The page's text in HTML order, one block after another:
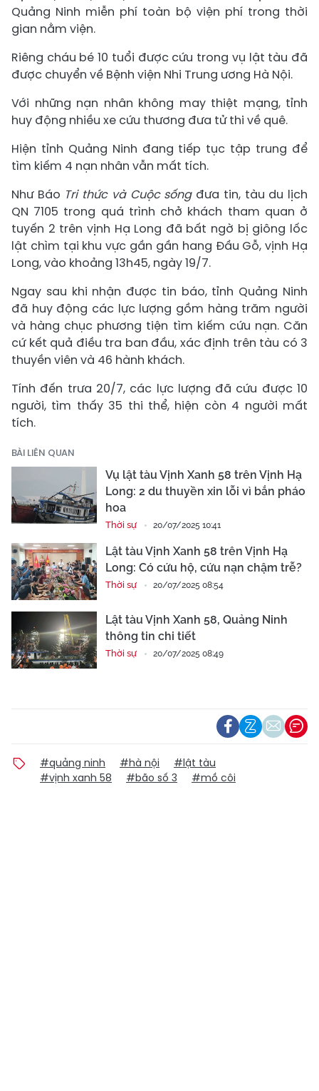
Quảng Ninh miễn phí toàn bộ viện phí trong thời
gian nằm viện.
Riêng cháu bé 10 tuổi được cứu trong vụ lật tàu đã
được chuyển về Bệnh viện Nhi Trung ương Hà Nội.
Với những nạn nhân không may thiệt mạng, tỉnh
huy động nhiều xe cứu thương đưa tử thi về quê.
Hiện tỉnh Quảng Ninh đang tiếp tục tập trung để
tìm kiếm 4 nạn nhân vẫn mất tích.
Như Báo Tri thức và Cuộc sống đưa tin, tàu du lịch
QN 7105 trong quá trình chở khách tham quan ở
tuyến 2 trên vịnh Hạ Long đã bất ngờ bị giông lốc
lật chìm tại khu vực gần gần hang Đầu Gỗ, vịnh Hạ
Long, vào khoảng 13h45, ngày 19/7.
Ngay sau khi nhận được tin báo, tỉnh Quảng Ninh
đã huy động các lực lượng gồm hàng trăm người
và hàng chục phương tiện tìm kiếm cứu nạn. Căn
cứ kết quả điều tra ban đầu, xác định trên tàu có 3
thuyền viên và 46 hành khách.
Tính đến trưa 20/7, các lực lượng đã cứu được 10
người, tìm thấy 35 thi thể, hiện còn 4 người mất
tích.
BÀI LIÊN QUAN
Vụ lật tàu Vịnh Xanh 58 trên Vịnh Hạ
Long: 2 du thuyền xin lỗi vì bắn pháo
hoa
Thời sự 20/07/2025 10:41
Lật tàu Vịnh Xanh 58 trên Vịnh Hạ
Long: Có cứu hộ, cứu nạn chậm trễ?
Thời sự 20/07/2025 08:54
Lật tàu Vịnh Xanh 58, Quảng Ninh
thông tin chi tiết
Thời sự 20/07/2025 08:49
#quảng ninh #hà nội
#lật tàu
#vịnh xanh 58
#bão số 3 #mồ côi